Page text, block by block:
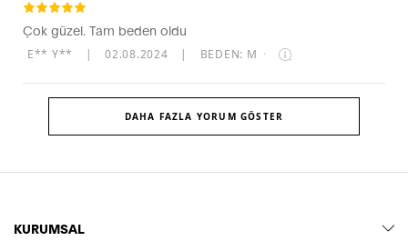
Çok güzel. Tam beden oldu
E** Y** | 02.08.2024 | BEDEN: M ·
DAHA FAZLA YORUM GÖSTER
KURUMSAL